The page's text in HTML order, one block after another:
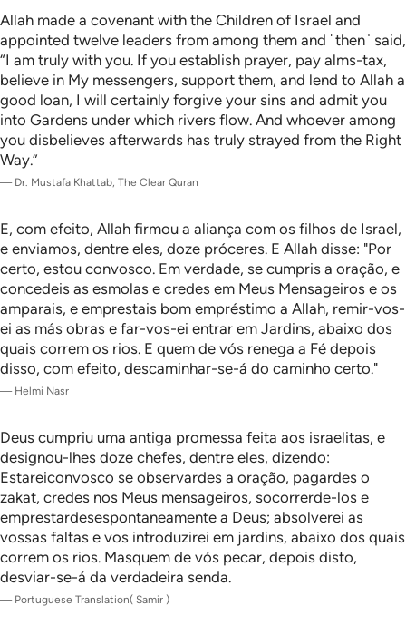
Allah made a covenant with the Children of Israel and
appointed twelve leaders from among them and ˹then˺ said,
“I am truly with you. If you establish prayer, pay alms-tax,
believe in My messengers, support them, and lend to Allah a
good loan, I will certainly forgive your sins and admit you
into Gardens under which rivers flow. And whoever among
you disbelieves afterwards has truly strayed from the Right
Way.”
— Dr. Mustafa Khattab, The Clear Quran
E, com efeito, Allah firmou a aliança com os filhos de Israel,
e enviamos, dentre eles, doze próceres. E Allah disse: "Por
certo, estou convosco. Em verdade, se cumpris a oração, e
concedeis as esmolas e credes em Meus Mensageiros e os
amparais, e emprestais bom empréstimo a Allah, remir-vos-
ei as más obras e far-vos-ei entrar em Jardins, abaixo dos
quais correm os rios. E quem de vós renega a Fé depois
disso, com efeito, descaminhar-se-á do caminho certo."
— Helmi Nasr
Deus cumpriu uma antiga promessa feita aos israelitas, e
designou-lhes doze chefes, dentre eles, dizendo:
Estareiconvosco se observardes a oração, pagardes o
zakat, credes nos Meus mensageiros, socorrerde-los e
emprestardesespontaneamente a Deus; absolverei as
vossas faltas e vos introduzirei em jardins, abaixo dos quais
correm os rios. Masquem de vós pecar, depois disto,
desviar-se-á da verdadeira senda.
— Portuguese Translation( Samir )